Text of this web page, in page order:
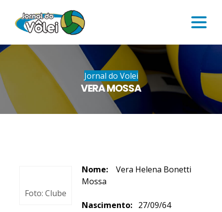
Jornal do Volei
VERA MOSSA
Foto: Clube
Nome:
Vera Helena Bonetti
Mossa
Nascimento: 27/09/64